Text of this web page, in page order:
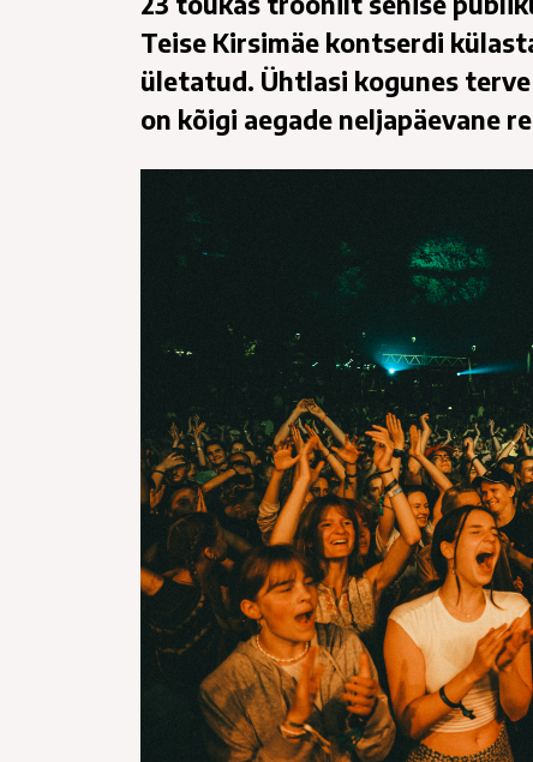
Teise Kirsimäe kontserdi
ületatud. Ühtlasi kogunes
on kõigi aegade neljapäevane